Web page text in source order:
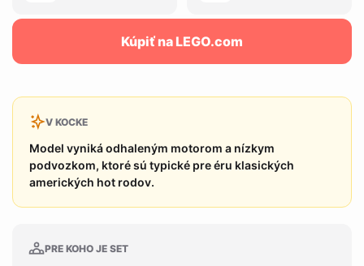
Kúpiť na LEGO.com
V KOCKE
Model vyniká odhaleným motorom a nízkym
podvozkom, ktoré sú typické pre éru klasických
amerických hot rodov.
PRE KOHO JE SET